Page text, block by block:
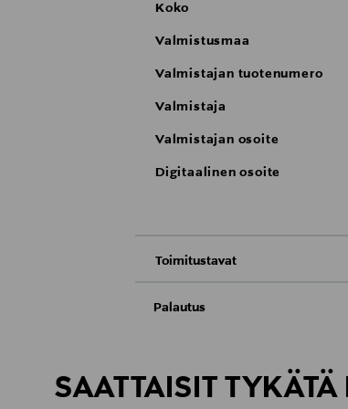
Koko
Valmistusmaa
Valmistajan tuotenumero
Valmistaja
Valmistajan osoite
Digitaalinen osoite
Toimitustavat
Kotiinkuljetus
Palautus
Avattua tuotetta ei voi palauttaa.
SAATTAISIT